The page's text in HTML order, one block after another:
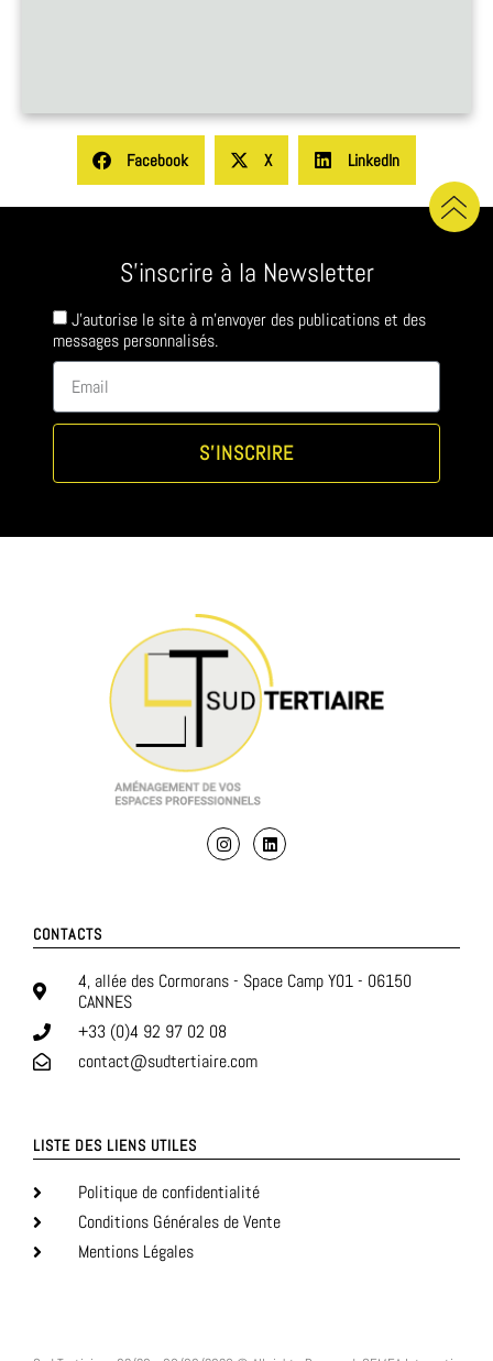
Facebook X LinkedIn
S'inscrire à la Newsletter
J'autorise le site à m'envoyer des publications et des
messages personnalisés.
S'INSCRIRE
CONTACTS
4, allée des Cormorans - Space Camp Y01 - 06150
CANNES
+33 (0)4 92 97 02 08
contact@sudtertiaire.com
LISTE DES LIENS UTILES
Politique de confidentialité
Conditions Générales de Vente
Mentions Légales